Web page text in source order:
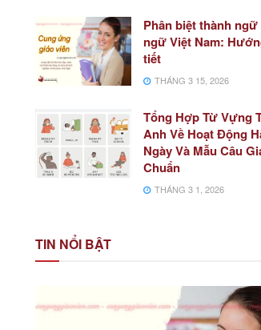
Phân biệt thành
ngữ Việt Nam:
tiết
THÁNG 3 15, 2026
Tổng Hợp Từ Vựng
Anh Về Hoạt Động
Ngày Và Mẫu Câu
Chuẩn
THÁNG 3 1, 2026
TIN NỔI BẬT